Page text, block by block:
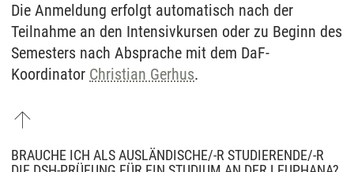
Die Anmeldung erfolgt automatisch nach der
Teilnahme an den Intensivkursen oder zu Beginn des
Semesters nach Absprache mit dem DaF-
Koordinator Christian Gerhus.
BRAUCHE ICH ALS AUSLÄNDISCHE/-R STUDIERENDE/-R